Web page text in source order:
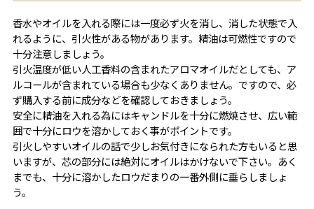
香水やオイルを入れる際には一度必ず火を消し、消した状態で入
れるように、引火性がある物があります。精油は可燃性ですので
十分注意しましょう。
引火温度が低い人工香料の含まれたアロマオイルだとしても、ア
ルコールが含まれている場合も少なくありません。ですので、必
ず購入する前に成分などを確認しておきましょう。
安全に精油を入れる為にはキャンドルを十分に燃焼させ、広い範
囲で十分にロウを溶かしておく事がポイントです。
引火しやすいオイルの話で少しお気付きになられた方もいると思
いますが、芯の部分には絶対にオイルはかけないで下さい。あく
までも、十分に溶かしたロウだまりの一番外側に垂らしましょ
う。